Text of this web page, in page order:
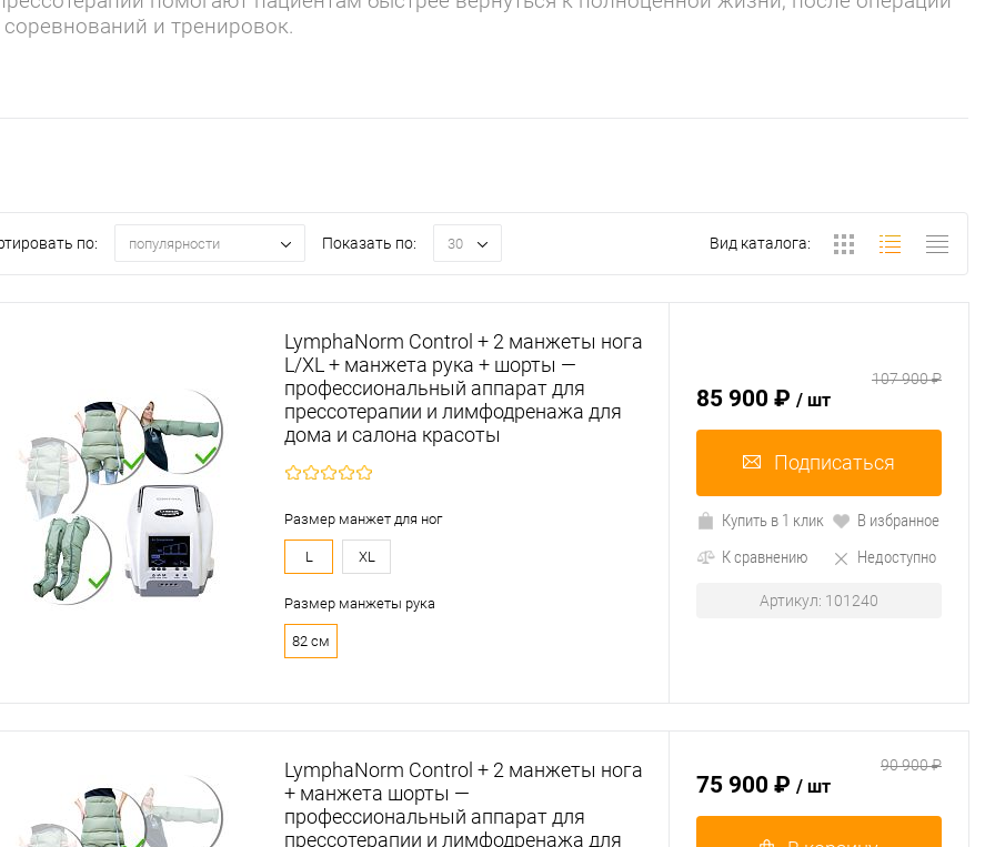
и тренировок.
по: популярности Показать по: 30 Вид каталога:
LymphaNorm Control + 2 манжеты нога
L/XL + манжета рука + шорты —
профессиональный аппарат для
прессотерапии и лимфодренажа для
дома и салона красоты
Размер манжет для ног
L XL
Размер манжеты рука
82 см
85 900 ₽ / шт
107 900 ₽
Подписаться
Купить в 1 клик
В избранное
К сравнению
Недоступно
Артикул: 101240
LymphaNorm Control + 2 манжеты нога
+ манжета шорты —
профессиональный аппарат для
прессотерапии и лимфодренажа для
75 900 ₽ / шт
90 900 ₽